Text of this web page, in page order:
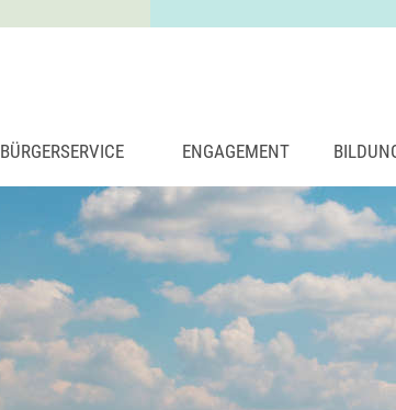
BÜRGERSERVICE ENGAGEMENT